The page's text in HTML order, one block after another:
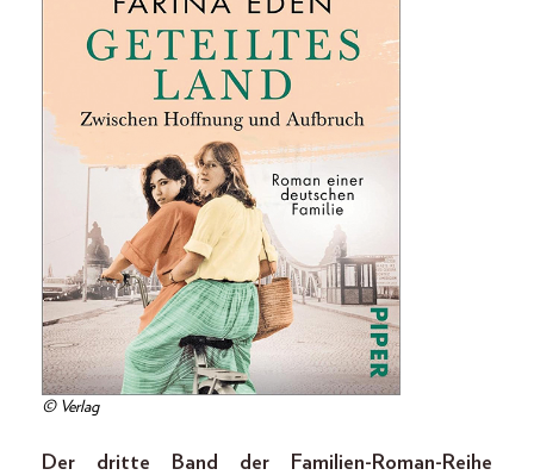
© Verlag
Der dritte Band der Familien-Roman-Reihe